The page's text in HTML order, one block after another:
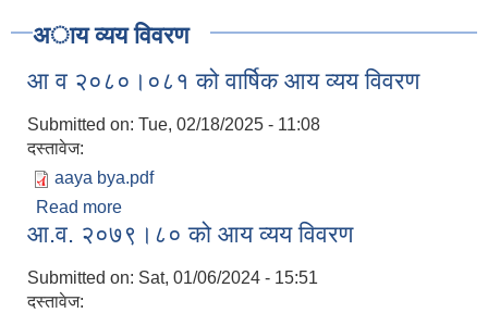
अाय व्यय विवरण
आ व २०८०।०८१ को वार्षिक आय व्यय विवरण
Submitted on: Tue, 02/18/2025 - 11:08
दस्तावेज:
aaya bya.pdf
Read more
आ.व. २०७९।८० को आय व्यय विवरण
Submitted on: Sat, 01/06/2024 - 15:51
दस्तावेज: